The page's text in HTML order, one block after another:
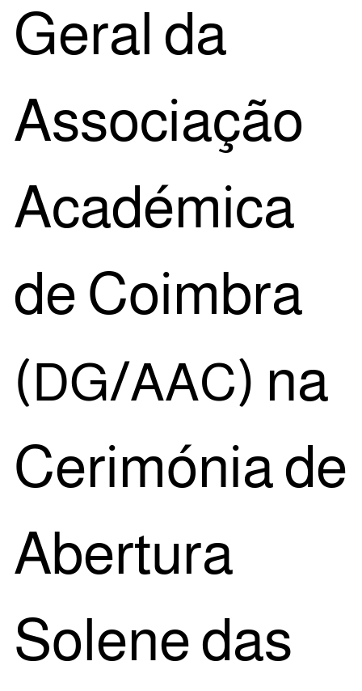
Geral da
Asso­ci­a­ção
Aca­dé­mi­ca
de Coim­bra
(DG/AAC) na
Ceri­mó­nia de
Aber­tu­ra
Sole­ne das